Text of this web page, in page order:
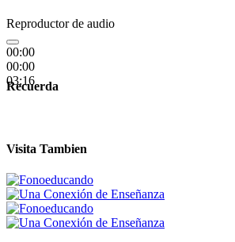
Reproductor de audio
00:00
00:00
03:16
Recuerda
Visita Tambien